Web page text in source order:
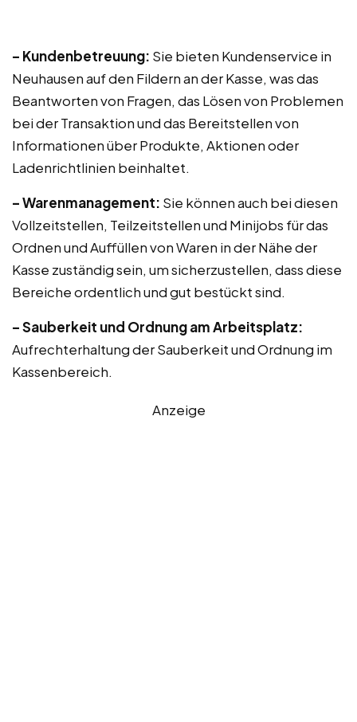
– Kundenbetreuung: Sie bieten Kundenservice in
Neuhausen auf den Fildern an der Kasse, was das
Beantworten von Fragen, das Lösen von Problemen
bei der Transaktion und das Bereitstellen von
Informationen über Produkte, Aktionen oder
Ladenrichtlinien beinhaltet.
– Warenmanagement: Sie können auch bei diesen
Vollzeitstellen, Teilzeitstellen und Minijobs für das
Ordnen und Auffüllen von Waren in der Nähe der
Kasse zuständig sein, um sicherzustellen, dass diese
Bereiche ordentlich und gut bestückt sind.
– Sauberkeit und Ordnung am Arbeitsplatz:
Aufrechterhaltung der Sauberkeit und Ordnung im
Kassenbereich.
Anzeige